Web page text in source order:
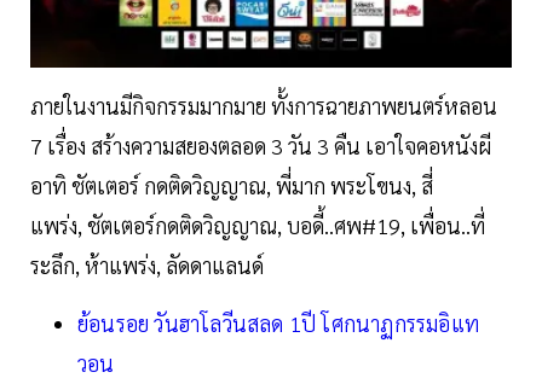
ภายในงานมีกิจกรรมมากมาย ทั้งการฉายภาพยนตร์หลอน
7 เรื่อง สร้างความสยองตลอด 3 วัน 3 คืน เอาใจคอหนังผี
อาทิ ชัตเตอร์ กดติดวิญญาณ, พี่มาก พระโขนง, สี่
แพร่ง, ชัตเตอร์กดติดวิญญาณ, บอดี้..ศพ#19, เพื่อน..ที่
ระลึก, ห้าแพร่ง, ลัดดาแลนด์
ย้อนรอย วันฮาโลวีนสลด 1ปี โศกนาฏกรรมอิแท
วอน